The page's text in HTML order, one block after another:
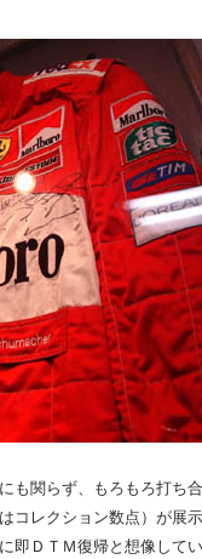
も関らず、もろもろ打ち
コレクション数点）が展
即ＤＴＭ復帰と想像して